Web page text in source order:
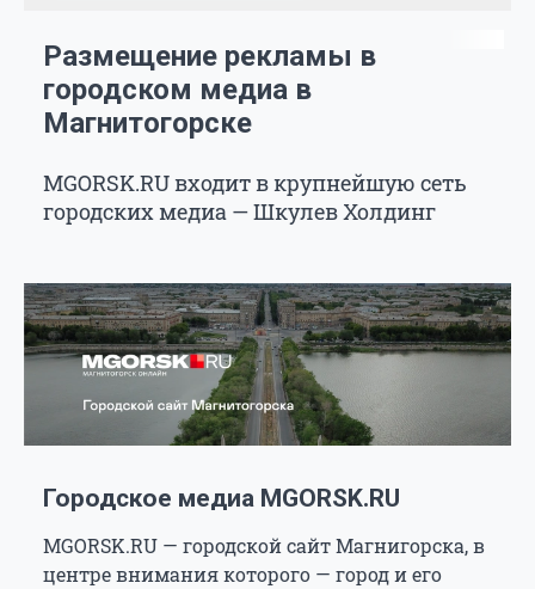
Размещение рекламы в
городском медиа в
Магнитогорске
MGORSK.RU входит в крупнейшую сеть
городских медиа — Шкулев Холдинг
Городское медиа MGORSK.RU
MGORSK.RU — городской сайт Магнигорска, в
центре внимания которого — город и его